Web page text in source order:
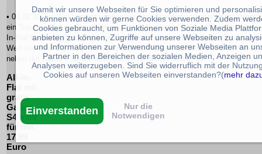
• 03.02.16 Zur Wochenmitte haben wir beim Handydiscounter
ein Top-Bundle Angebot mit einem gratis Samsung Galaxy S4 mini und
In-Flat für wenig Geld gefunden. Immerhin hat das Smartphone Galaxy S4
Wert von rund 180 Euro bei den billigsten Online-Händlern und die All-In-
neben der Handy-Flatrate auch noch eine SMS-Flatrate an.
All-in-
Flat mit
gratis
Galaxy
S4 mini
für mtl.
17,99
Euro
Damit wir unsere Webseiten für Sie optimieren und
können würden wir gerne Cookies verwenden. Zudem
Cookies gebraucht, um Funktionen von Soziale Media
anbieten zu können, Zugriffe auf unsere Webseiten zu
und Informationen zur Verwendung unserer Webseiten an
Partner in den Bereichen der sozialen Medien, Anzeigen
Analysen weiterzugeben. Sind Sie widerruflich mit der
Cookies auf unseren Webseiten einverstanden?(mehr
Einverstanden
Nur die
Notwendigen